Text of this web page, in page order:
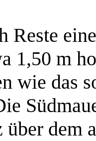
Reste
1,50 m
wie das
dem